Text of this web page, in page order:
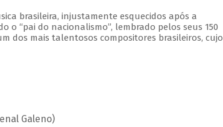
brasileira, injustamente esquecidos após a
o “pai do nacionalismo”, lembrado pelos seus 150
dos mais talentosos compositores brasileiros, cujo
Galeno)